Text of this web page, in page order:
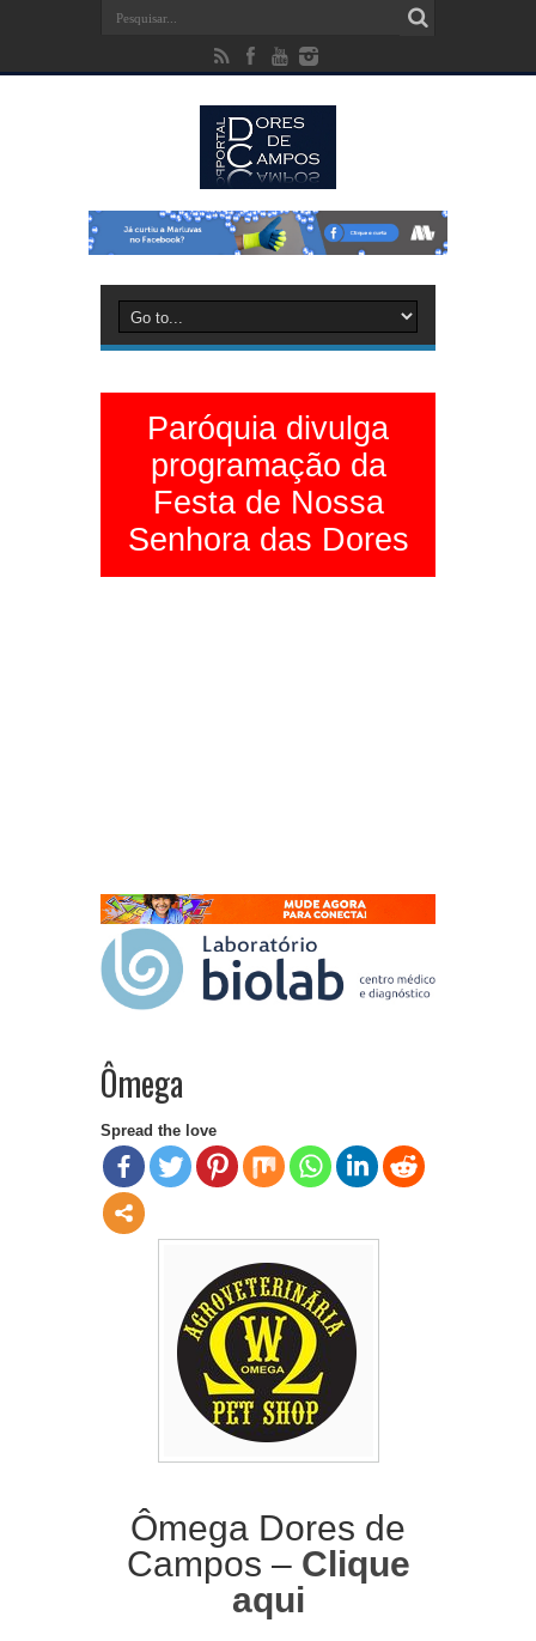
Paróquia divulga
programação da
Festa de Nossa
Senhora das Dores
Ômega
Spread the love
Ômega Dores de
Campos – Clique
aqui